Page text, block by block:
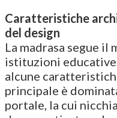
Caratteristiche
del design
La madrasa segue
istituzioni educative
alcune
principale è
portale, la cui